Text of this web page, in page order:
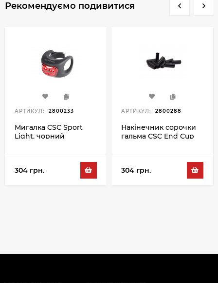
Рекомендуємо подивитися
АРТИКУЛ: 2800233
Мигалка CSC Sport
Light, чорний
304 грн.
АРТИКУЛ: 2800288
Накінечник сорочки
гальма CSC End Cup
304 грн.